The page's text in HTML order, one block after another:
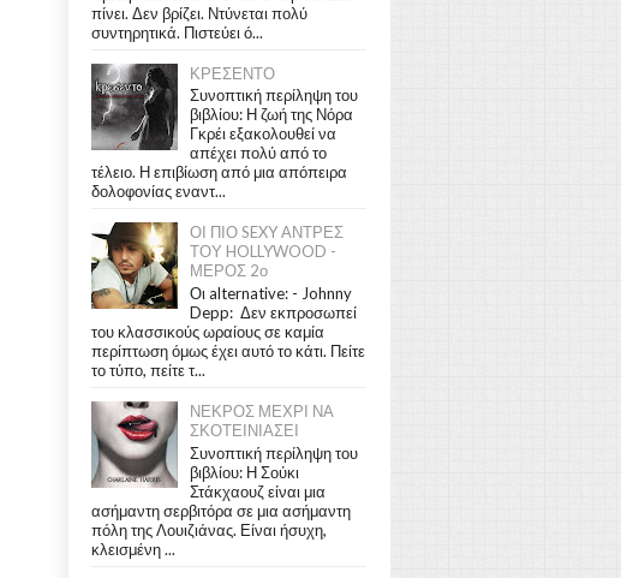
πίνει. Δεν βρίζει. Ντύνεται πολύ
συντηρητικά. Πιστεύει ό...
ΚΡΕΣΕΝΤΟ
Συνοπτική περίληψη του
βιβλίου: Η ζωή της Νόρα
Γκρέι εξακολουθεί να
απέχει πολύ από το
τέλειο. Η επιβίωση από μια απόπειρα
δολοφονίας εναντ...
ΟΙ ΠΙΟ SEXY ΑΝΤΡΕΣ
ΤΟΥ HOLLYWOOD -
ΜΕΡΟΣ 2ο
Οι alternative: - Johnny
Depp: Δεν εκπροσωπεί
του κλασσικούς ωραίους σε καμία
περίπτωση όμως έχει αυτό το κάτι. Πείτε
το τύπο, πείτε τ...
ΝΕΚΡΟΣ ΜΕΧΡΙ ΝΑ
ΣΚΟΤΕΙΝΙΑΣΕΙ
Συνοπτική περίληψη του
βιβλίου: Η Σούκι
Στάκχαουζ είναι μια
ασήμαντη σερβιτόρα σε μια ασήμαντη
πόλη της Λουιζιάνας. Είναι ήσυχη,
κλεισμένη ...